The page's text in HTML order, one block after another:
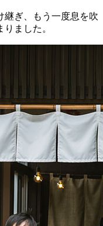
継ぎ、もう一度息を吹
ました。